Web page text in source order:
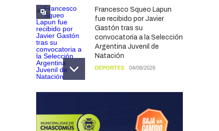
Francesco Squeo Lapun
fue recibido por Javier
Gastón tras su
convocatoria a la Selección
Argentina Juvenil de
Natación
DEPORTES 04/08/2026
dejaron una mejora en la
ocupación turística, aunque
el sector mantiene la